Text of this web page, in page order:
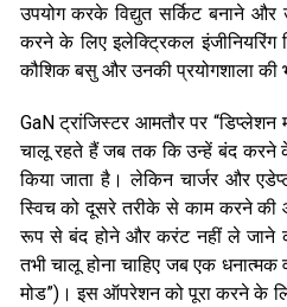
उपयोग करके विद्युत सर्किट बनाने और
करने के लिए इलेक्ट्रिकल इंजीनियरिंग
कौशिक बसु और उनकी प्रयोगशाला की
GaN ट्रांजिस्टर आमतौर पर
चालू रहते हैं जब तक कि उन्हें बंद करने
किया जाता है। लेकिन चार्जर और
स्विच को दूसरे तरीके से काम करने की
रूप से बंद होने और करंट नहीं ले जाने
तभी चालू होना चाहिए जब एक धनात्मक
मोड”)। इस ऑपरेशन को पूरा करने के